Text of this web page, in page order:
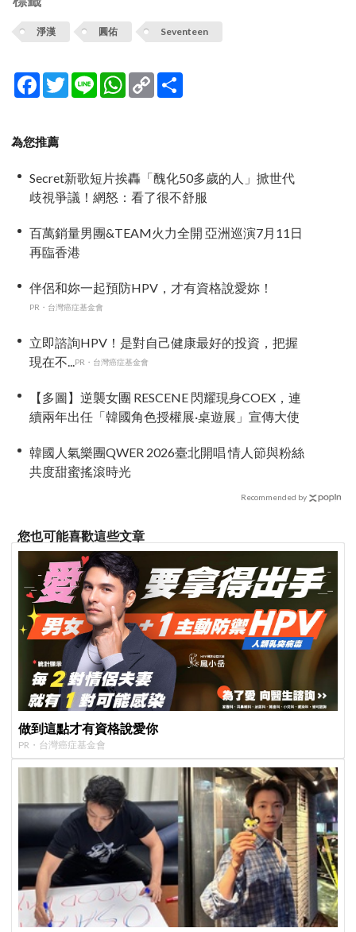
淨漢 圓佑 Seventeen
Facebook
TwitterLine WhatsApp
Copy
Link
為您推薦
Secret新歌短片挨轟「醜化50多歲的人」掀世代
歧視爭議！網怒：看了很不舒服
百萬銷量男團&TEAM火力全開 亞洲巡演7月11日
再臨香港
伴侶和妳一起預防HPV，才有資格說愛妳！
PR・台灣癌症基金會
立即諮詢HPV！是對自己健康最好的投資，把握
現在不...PR・台灣癌症基金會
【多圖】逆襲女團 RESCENE 閃耀現身COEX，連
續兩年出任「韓國角色授權展·桌遊展」宣傳大使
韓國人氣樂團QWER 2026臺北開唱 情人節與粉絲
共度甜蜜搖滾時光
Recommended by
您也可能喜歡這些文章
做到這點才有資格說愛你
PR・台灣癌症基金會